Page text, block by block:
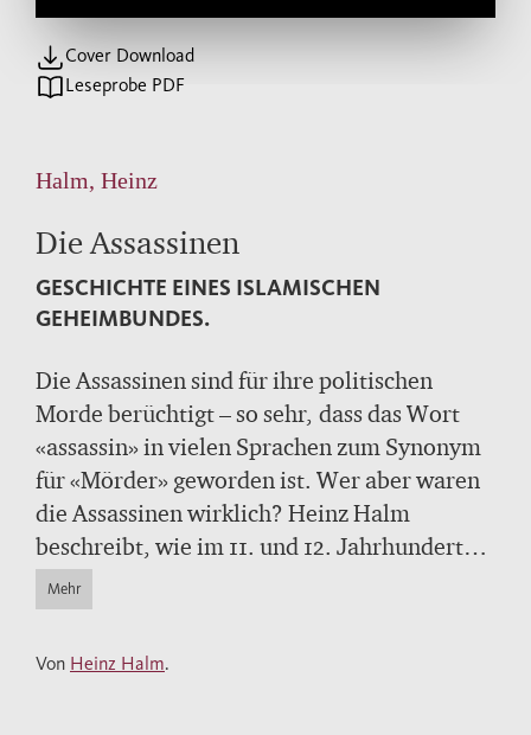
Cover Download
Leseprobe PDF
Halm, Heinz
Die Assassinen
GESCHICHTE EINES ISLAMISCHEN
GEHEIMBUNDES.
Die Assassinen sind für ihre politischen
Morde berüchtigt – so sehr, dass das Wort
«assassin» in vielen Sprachen zum Synonym
für «Mörder» geworden ist. Wer aber waren
die Assassinen wirklich? Heinz Halm
beschreibt, wie im 11. und 12. Jahrhundert
ein schiitischer Geheimbund entstand, der
sich im Besitz der wahren Botschaft des Islam
und die Kreuzfahrer in Angst und Schrecken
Mehr
Von Heinz Halm.